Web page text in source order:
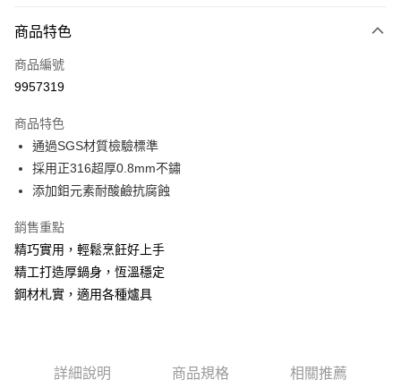
信用卡一次付款
超商取貨付款
Apple Pay
街口支付
Google Pay
全盈+PAY
AFTEE先享後付是「在收到商品之後才付款」的支付方式。 讓您購物簡單
便利好安心！
商品特色
商品編號
9957319
商品特色
通過SGS材質檢驗標準
採用正316超厚0.8mm不鏽
添加鉬元素耐酸鹼抗腐蝕
銷售重點
精巧實用，輕鬆烹飪好上手
精工打造厚鍋身，恆溫穩定
鋼材札實，適用各種爐具
詳細說明 商品規格 相關推薦